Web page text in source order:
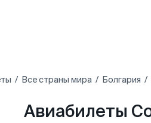
Все страны мира Болгария
Авиабилеты